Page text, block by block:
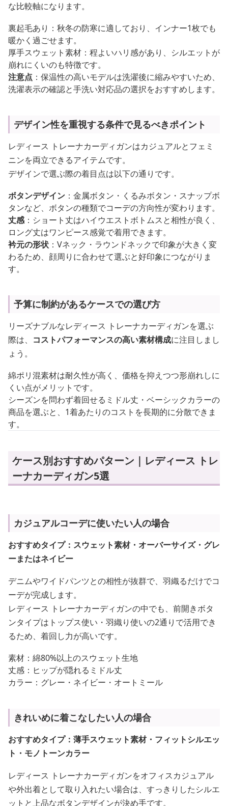
な比較軸になります。
裏起毛あり：秋冬の防寒に適しており、インナー1枚でも
暖かく過ごせます。
厚手スウェット素材：程よいハリ感があり、シルエットが
崩れにくいのも特徴です。
注意点 ：保温性の高いモデルは洗濯後に縮みやすいため、
洗濯表示の確認と手洗い対応品の選択をおすすめします。
デザイン性を重視する条件で見るべきポイント
レディース トレーナカーディガンはカジュアルとフェミ
ニンを両立できるアイテムです。
デザインで選ぶ際の着目点は以下の通りです。
ボタンデザイン ：金属ボタン・くるみボタン・スナップボ
タンなど、ボタンの種類でコーデの方向性が変わります。
丈感：ショート丈はハイウエストボトムスと相性が良く、
ロング丈はワンピース感覚で着用できます。
衿元の形状 ：Vネック・ラウンドネックで印象が大きく変
わるため、顔周りに合わせて選ぶと好印象につながりま
す。
予算に制約があるケースでの選び方
リーズナブルなレディース トレーナカーディガンを選ぶ
際は、 コストパフォーマンスの高い素材構成に注目しまし
ょう。
綿ポリ混素材は耐久性が高く、価格を抑えつつ形崩れしに
くい点がメリットです。
シーズンを問わず着回せるミドル丈・ベーシックカラーの
商品を選ぶと、1着あたりのコストを長期的に分散できま
す。
ケース別おすすめパターン｜レディース トレ
ーナカーディガン5選
カジュアルコーデに使いたい人の場合
おすすめタイプ：スウェット素材・オーバーサイズ・グレ
ーまたはネイビー
デニムやワイドパンツとの相性が抜群で、羽織るだけでコ
ーデが完成します。
レディース トレーナカーディガンの中でも、前開きボタ
ンタイプはトップス使い・羽織り使いの2通りで活用でき
るため、着回し力が高いです。
素材：綿80%以上のスウェット生地
丈感：ヒップが隠れるミドル丈
カラー：グレー・ネイビー・オートミール
きれいめに着こなしたい人の場合
おすすめタイプ：薄手スウェット素材・フィットシルエッ
ト・モノトーンカラー
レディース トレーナカーディガンをオフィスカジュアル
や外出着として取り入れたい場合は、すっきりしたシルエ
ットと上品なボタンデザインが決め手です。